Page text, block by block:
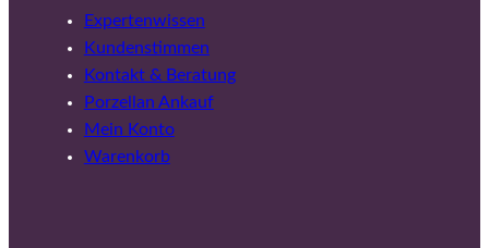
Expertenwissen
Kundenstimmen
Kontakt & Beratung
Porzellan Ankauf
Mein Konto
Warenkorb